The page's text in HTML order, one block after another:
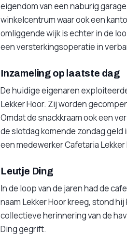
eigendom van een naburig
winkelcentrum waar ook een
omliggende wijk is echter in de
een versterkingsoperatie in
Inzameling op laatste dag
De huidige eigenaren
Lekker Hoor. Zij worden
Omdat de snackkraam ook een
de slotdag komende zondag geld
een medewerker Cafetaria
Leutje Ding
In de loop van de jaren had de
naam Lekker Hoor kreeg, stond
collectieve herinnering van de
Ding gegrift.